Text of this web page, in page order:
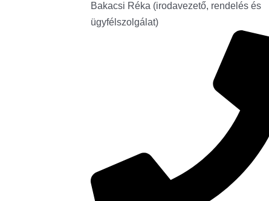
Bakacsi Réka (irodavezető, rendelés és
ügyfélszolgálat)